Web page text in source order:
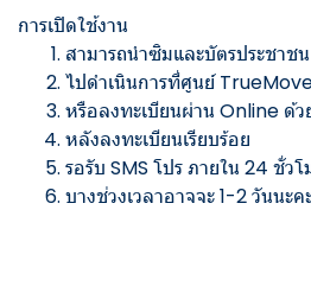
การเปิดใช้งาน
สามารถนำซิมและบัตรประชาชน
ไปดำเนินการที่ศูนย์
หรือลงทะเบียนผ่าน Online ด้ว
หลังลงทะเบียนเรียบร้อย
รอรับ SMS โปร ภายใน 24 ชั่วโ
บางช่วงเวลาอาจจะ 1-2 วันนะ